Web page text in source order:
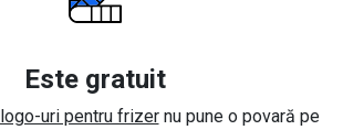
Este gratuit
logo-uri pentru frizernu pune o povară pe